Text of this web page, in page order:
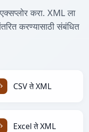
करा. XML ला
करण्यासाठी संबंधित
CSV ते XML
Excel ते XML